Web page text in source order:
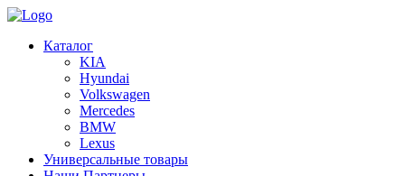
Каталог
KIA
Hyundai
Volkswagen
Mercedes
BMW
Lexus
Универсальные товары